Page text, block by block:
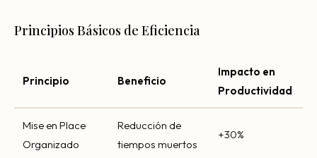
Principios Básicos de Eficiencia
Principio Beneficio
Impacto en
Productividad
Mise en Place
Organizado
Reducción de
tiempos muertos
+30%